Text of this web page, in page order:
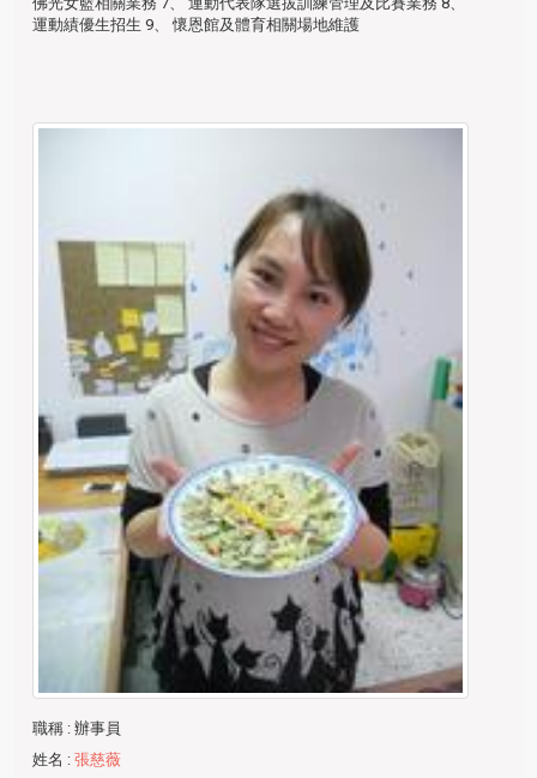
運動績優生招生 9、 懷恩館及體育相關場地維護
職稱 : 辦事員
姓名 :張慈薇